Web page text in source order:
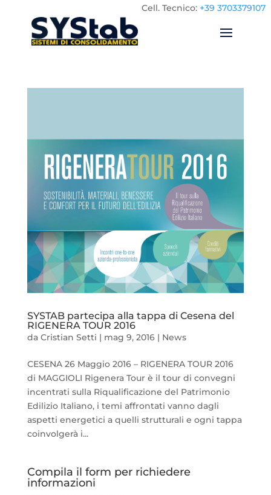
Cell. Tecnico: +39 3703379107
SYSTAB partecipa alla tappa di Cesena del
RIGENERA TOUR 2016
da Cristian Setti | mag 9, 2016| News
CESENA 26 Maggio 2016 – RIGENERA TOUR 2016
di MAGGIOLI Rigenera Tour è il tour di convegni
incentrati sulla Riqualificazione del Patrimonio
Edilizio Italiano, i temi affrontati vanno dagli
aspetti energetici a quelli strutturali e ogni tappa
coinvolgerà i...
Compila il form per richiedere
informazioni